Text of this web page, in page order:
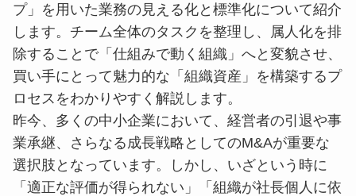
プ」を用いた業務の見える化と標準化について紹介
します。チーム全体のタスクを整理し、属人化を排
除することで「仕組みで動く組織」へと変貌させ、
買い手にとって魅力的な「組織資産」を構築するプ
ロセスをわかりやすく解説します。
昨今、多くの中小企業において、経営者の引退や事
業承継、さらなる成長戦略としてのM&Aが重要な
選択肢となっています。しかし、いざという時に
「適正な評価が得られない」「組織が社長個人に依